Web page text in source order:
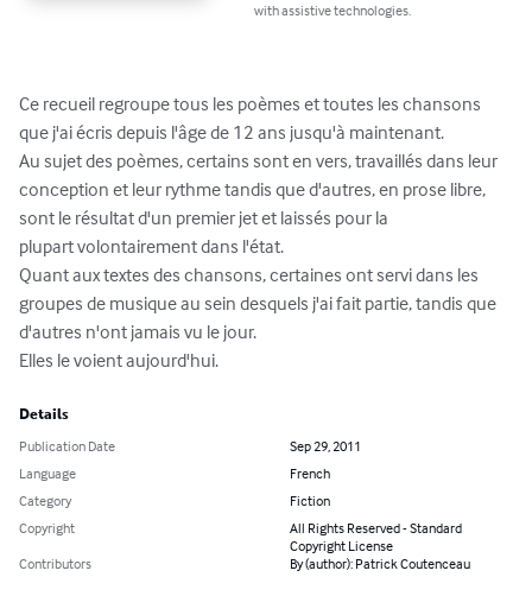
with assistive technologies.
Ce recueil regroupe tous les poèmes et toutes les chansons
que j'ai écris depuis l'âge de 12 ans jusqu'à maintenant.
Au sujet des poèmes, certains sont en vers, travaillés dans leur
conception et leur rythme tandis que d'autres, en prose libre,
sont le résultat d'un premier jet et laissés pour la
plupart volontairement dans l'état.
Quant aux textes des chansons, certaines ont servi dans les
groupes de musique au sein desquels j'ai fait partie, tandis que
d'autres n'ont jamais vu le jour.
Elles le voient aujourd'hui.
Details
Publication Date
Sep 29, 2011
Language
French
Category
Fiction
Copyright
All Rights Reserved - Standard
Copyright License
Contributors
By (author): Patrick Coutenceau